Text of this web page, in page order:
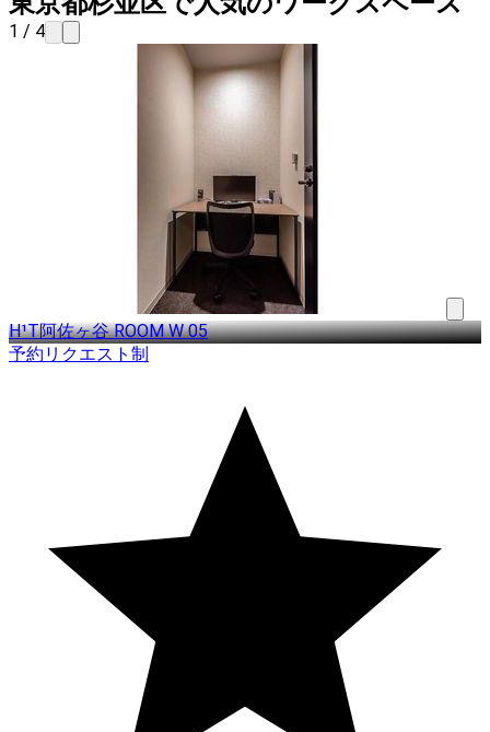
1 / 4
H¹T阿佐ヶ谷 ROOM W 05
予約リクエスト制